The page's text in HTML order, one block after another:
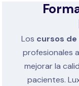
Los cursos
profesionales
mejorar la
pacientes.